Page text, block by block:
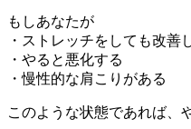
もしあなたが
・ストレッチをしても改善
・やると悪化する
・慢性的な肩こりがある
このような状態であれば、